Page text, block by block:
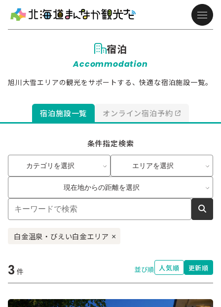
宿泊
Accommodation
旭川大雪エリアの観光をサポートする、快適な宿泊施設一覧。
宿泊施設一覧 オンライン宿泊予約
条件指定検索
カテゴリを選択 エリアを選択
現在地からの距離を選択
白金温泉・びえい白金エリア ×
3 件 並び順 人気順 更新順